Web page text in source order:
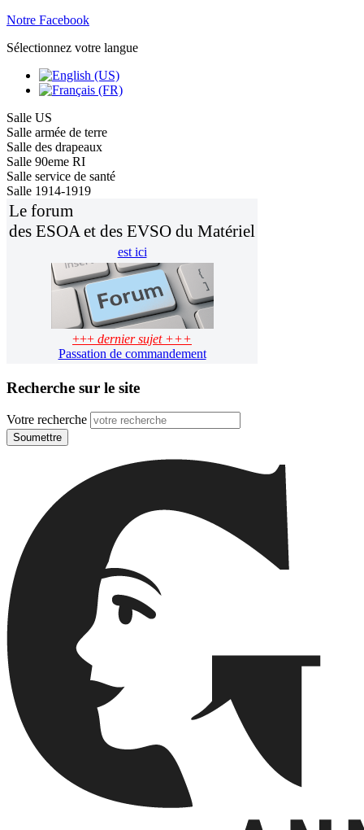
Notre Facebook
Sélectionnez votre langue
Salle US
Salle armée de terre
Salle des drapeaux
Salle 90eme RI
Salle service de santé
Salle 1914-1919
Le forum
des ESOA et des EVSO du Matériel
est ici
+++ dernier sujet +++
Passation de commandement
Recherche sur le site
Votre recherche
Soumettre